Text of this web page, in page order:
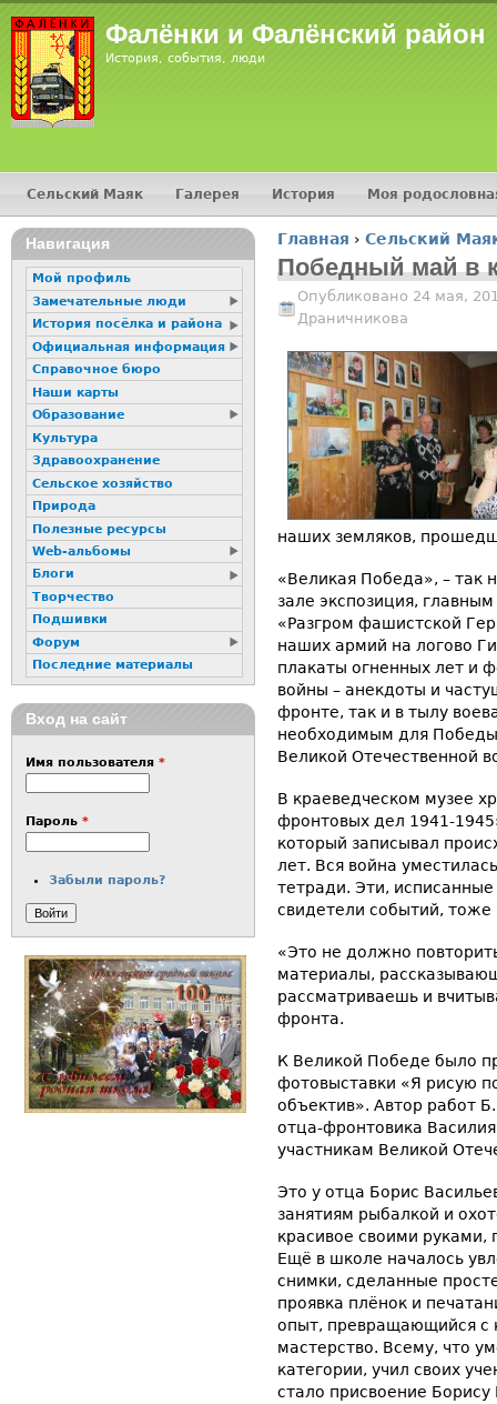
Фалёнки и Фалёнский район
История, события, люди
Вы здесь
Главная › Сельский
Победный май в
Опубликовано 24 мая,
Драничникова
наших земляков,
«Великая Победа», – так
зале экспозиция,
«Разгром фашистской
наших армий на логово
плакаты огненных лет и
войны – анекдоты и
фронте, так и в тылу
необходимым для Победы.
Великой Отечественной
В краеведческом музее
фронтовых дел 1941-
который записывал
лет. Вся война
тетради. Эти,
свидетели событий,
«Это не должно
материалы,
рассматриваешь и
фронта.
К Великой Победе было
фотовыставки «Я рисую
объектив». Автор работ
отца-фронтовика
участникам Великой
Это у отца Борис
занятиям рыбалкой и
красивое своими руками,
Ещё в школе началось
снимки, сделанные
проявка плёнок и
опыт, превращающийся
мастерство. Всему, что
категории, учил своих
стало присвоение
Главное меню
Сельский Маяк Галерея История Моя
16+
Навигация
Мой профиль
Замечательные люди
История посёлка и района
Официальная информация
Справочное бюро
Наши карты
Образование
Культура
Здравоохранение
Сельское хозяйство
Природа
Полезные ресурсы
Web-альбомы
Блоги
Творчество
Подшивки
Форум
Последние материалы
Вход на сайт
Имя пользователя *
Пароль *
Забыли пароль?